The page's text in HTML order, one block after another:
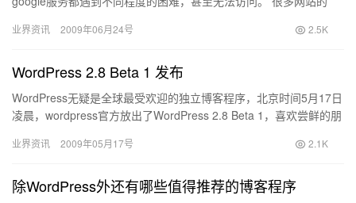
业界资讯 2009年06月24号 2.5K
WordPress 2.8 Beta 1 发布
WordPress无疑是全球最受欢迎的独立博客程序，北京时间5月17日
凌晨，wordpress官方放出了WordPress 2.8 Beta 1，喜欢尝鲜的朋
业界资讯 2009年05月17号 2.1K
除WordPress外还有哪些值得推荐的博客程序